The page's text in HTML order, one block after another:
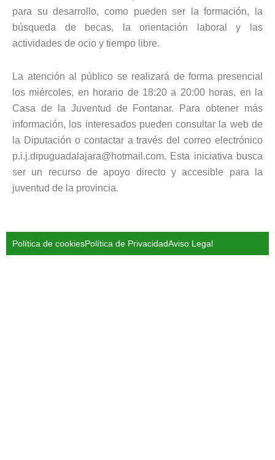
para su desarrollo, como pueden ser la formación, la
búsqueda de becas, la orientación laboral y las
actividades de ocio y tiempo libre.
La atención al público se realizará de forma presencial
los miércoles, en horario de 18:20 a 20:00 horas, en la
Casa de la Juventud de Fontanar. Para obtener más
información, los interesados pueden consultar la web de
la Diputación o contactar a través del correo electrónico
p.i.j.dipuguadalajara@hotmail.com. Esta iniciativa busca
ser un recurso de apoyo directo y accesible para la
juventud de la provincia.
Política de cookiesPolítica de PrivacidadAviso Legal